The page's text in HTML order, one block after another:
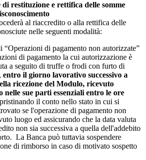
di restituzione e rettifica delle somme
al riaccredito o alla rettifica delle
nelle seguenti modalità:
“Operazioni di pagamento non autorizzate”
di pagamento la cui autorizzazione è
a seguito di truffe o frodi con furto di
entro il giorno lavorativo successivo a
ricezione del Modulo, ricevuto
nelle sue parti essenziali entro le ore
il conto nello stato in cui si
se l'operazione di pagamento non
luogo ed assicurando che la data valuta
non sia successiva a quella dell'addebito
La Banca può tuttavia sospendere
di rimborso in caso di motivato sospetto